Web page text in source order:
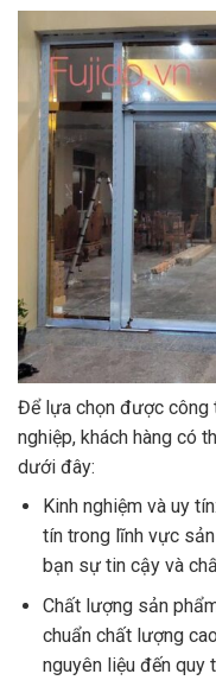
Để lựa chọn được công
nghiệp, khách hàng có
dưới đây:
Kinh nghiệm và uy
tín trong lĩnh vực
bạn sự tin cậy và
Chất lượng sản
chuẩn chất lượng
nguyên liệu đến quy